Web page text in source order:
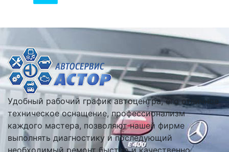
Удобный рабочий график автоцентра, его отличное
техническое оснащение, профессионализм
каждого мастера, позволяют нашей фирме
выполнять диагностику и последующий
необходимый ремонт быстро и качественно.